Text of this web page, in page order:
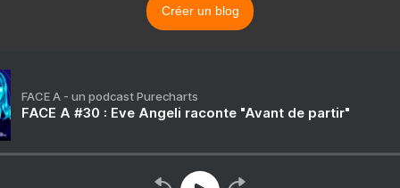
Créer un blog
FACE A - un podcast Purecharts
FACE A #30 : Eve Angeli raconte "Avant de partir"